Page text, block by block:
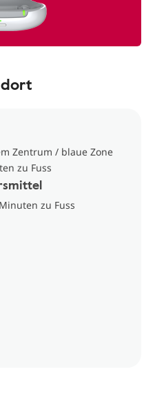
Zentrum / blaue Zone
zu Fuss
zu Fuss